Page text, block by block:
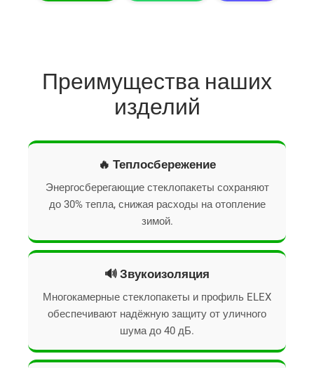
Преимущества наших
изделий
🔥 Теплосбережение
Энергосберегающие стеклопакеты сохраняют
до 30% тепла, снижая расходы на отопление
зимой.
🔊 Звукоизоляция
Многокамерные стеклопакеты и профиль ELEX
обеспечивают надёжную защиту от уличного
шума до 40 дБ.